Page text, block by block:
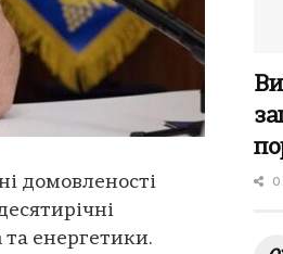
домовленості
та енергетики.